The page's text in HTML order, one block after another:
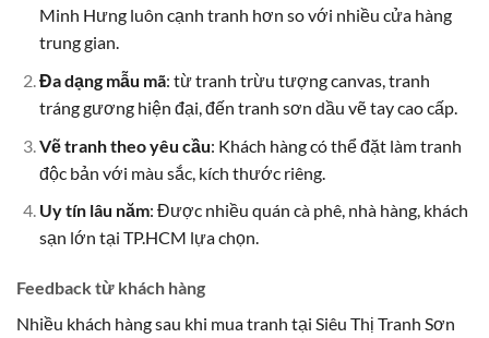
Minh Hưng luôn cạnh tranh hơn so với nhiều cửa hàng
trung gian.
Đa dạng mẫu mã: từ tranh trừu tượng canvas, tranh
tráng gương hiện đại, đến tranh sơn dầu vẽ tay cao cấp.
Vẽ tranh theo yêu cầu: Khách hàng có thể đặt làm tranh
độc bản với màu sắc, kích thước riêng.
Uy tín lâu năm: Được nhiều quán cà phê, nhà hàng, khách
sạn lớn tại TP.HCM lựa chọn.
Feedback từ khách hàng
Nhiều khách hàng sau khi mua tranh tại Siêu Thị Tranh Sơn